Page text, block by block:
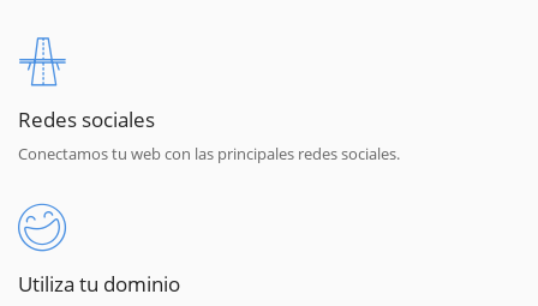
Redes sociales
Conectamos tu web con las principales redes sociales.
Utiliza tu dominio